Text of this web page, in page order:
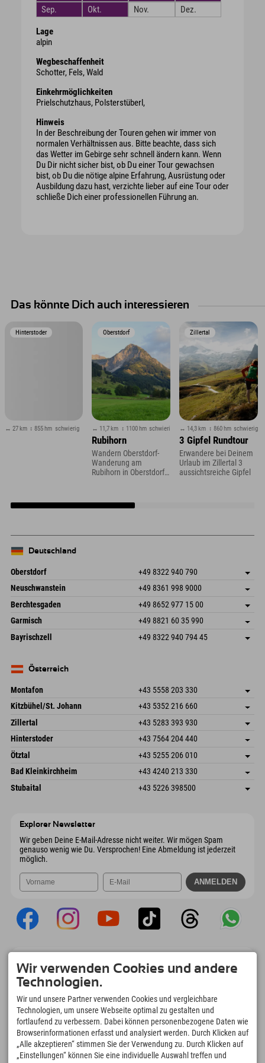
Sep.
Okt. Nov. Dez.
Lage
alpin
Wegbeschaffenheit
Schotter, Fels, Wald
Einkehrmöglichkeiten
Prielschutzhaus, Polsterstüberl,
Hinweis
In der Beschreibung der Touren gehen wir immer von
normalen Verhältnissen aus. Bitte beachte, dass sich
das Wetter im Gebirge sehr schnell ändern kann. Wenn
Du Dir nicht sicher bist, ob Du einer Tour gewachsen
bist, ob Du die nötige alpine Erfahrung, Ausrüstung oder
Ausbildung dazu hast, verzichte lieber auf eine Tour oder
schließe Dich einer professionellen Führung an.
Das könnte Dich auch interessieren
Hinterstoder
↔ 27 km ↕ 855 hm schwierig
Oberstdorf
↔ 11,7 km ↕ 1100 hm schwierig
Rubihorn
Wandern Oberstdorf-
Wanderung am
Rubihorn in Oberstdorf
Zillertal
↔ 14,3 km ↕ 860 hm schwierig
3 Gipfel Rundtour
Erwandere bei Deinem
Urlaub im Zillertal 3
aussichtsreiche Gipfel
Deutschland
Oberstdorf +49 8322 940 790
An der Breitach 3
Deutschland
Adresse speichern
Buchen
Neuschwanstein +49 8361 998 9000
An der Riese 45
87484 Nesselwang im Allgäu
Deutschland
Adresse speichern
Buchen
Berchtesgaden +49 8652 977 15 00
Hofreitstr. 7
Deutschland
Adresse speichern
Buchen
Garmisch +49 8821 60 35 990
Frickenstraße 22
82490 Farchant
Adresse speichern
Bayrischzell +49 8322 940 794 45
Deutschland
Österreich
Montafon +43 5558 203 330
Dorfstr. 127b
6793 Gaschurn/Montafon
Österreich
Adresse speichern
Buchen
Kitzbühel/St. Johann +43 5352 216 660
Speckbacherstraße 87
Österreich
Adresse speichern
Buchen
Zillertal +43 5283 393 930
Schmiedau 2
Österreich
Adresse speichern
Buchen
Hinterstoder +43 7564 204 440
Freizeitpark 10
Österreich
Adresse speichern
Buchen
Ötztal +43 5255 206 010
Gscheat 14
Österreich
Adresse speichern
Buchen
Bad Kleinkirchheim +43 4240 213 330
Dorfstraße 24
Adresse speichern
Stubaital +43 5226 398500
Explorer Newsletter
Wir geben Deine E-Mail-Adresse nicht weiter. Wir mögen Spam
genauso wenig wie Du. Versprochen! Eine Abmeldung ist jederzeit
möglich.
Upload Deiner #ExplorerMoments, Mein
Explorer To Go mit Buchungsübersicht,
downloaden!
Zeit für Explorer Moments
166 4.634km
Wir verwenden Cookies und andere
Technologien.
Wir und unsere Partner verwenden Cookies und vergleichbare
Technologien, um unsere Webseite optimal zu gestalten und
fortlaufend zu verbessern. Dabei können personenbezogene Daten wie
Browserinformationen erfasst und analysiert werden. Durch Klicken auf
„Alle akzeptieren“ stimmen Sie der Verwendung zu. Durch Klicken auf
„Einstellungen“ können Sie eine individuelle Auswahl treffen und